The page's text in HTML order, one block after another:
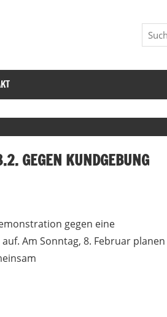
Suchen
GEGEN KUNDGEBUNG
gegen eine
Am Sonntag, 8. Februar planen